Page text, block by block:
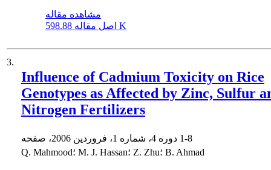
مشاهده مقاله
اصل مقاله 598.88 K
3.
Influence of Cadmium Toxicity on Rice
Genotypes as Affected by Zinc, Sulfur
Nitrogen Fertilizers
1-8
Q. Mahmood؛ M. J. Hassan؛ Z. Zhu؛ B. Ahmad